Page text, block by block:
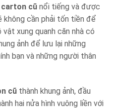
carton cũ nổi tiếng và được
không cần phải tốn tiền để
vật xung quanh căn nhà có
ảnh để lưu lại những
bạn và những người thân
cũ thành khung ảnh, đầu
hai nửa hình vuông liền với